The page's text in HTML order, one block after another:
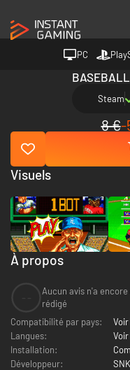
PC
Steam
8 €-
À propos
Aucun avis n'a encore
rédigé
Compatibilité par pays:
Langues:
Installation:
Développeur:
Visuels